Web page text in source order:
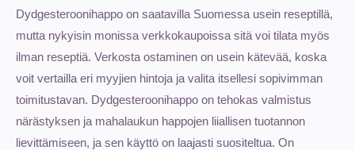
Dydgesteroonihappo on saatavilla Suomessa usein reseptillä,
mutta nykyisin monissa verkkokaupoissa sitä voi tilata myös
ilman reseptiä. Verkosta ostaminen on usein kätevää, koska
voit vertailla eri myyjien hintoja ja valita itsellesi sopivimman
toimitustavan. Dydgesteroonihappo on tehokas valmistus
närästyksen ja mahalaukun happojen liiallisen tuotannon
lievittämiseen, ja sen käyttö on laajasti suositeltua. On